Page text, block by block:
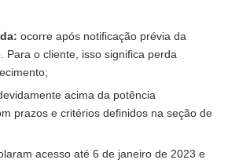
ocorre após notificação prévia da
o cliente, isso significa perda
acima da potência
prazos e critérios definidos na seção de
acesso até 6 de janeiro de 2023 e